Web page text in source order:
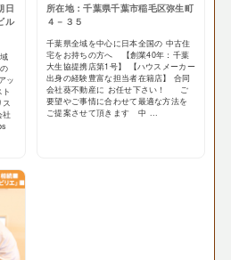
日
ル
ッ
社
所在地：千葉県千葉市稲毛区弥生町
４－３５
千葉県全域を中心に日本全国の 中古住
宅をお持ちの方へ 【創業40年：千葉
大生協提携店第1号】 【ハウスメーカー
出身の経験豊富な担当者在籍店】 合同
会社葵不動産に お任せ下さい！ ご
要望やご事情に合わせて最適な方法を
ご提案させて頂きます 中 ...